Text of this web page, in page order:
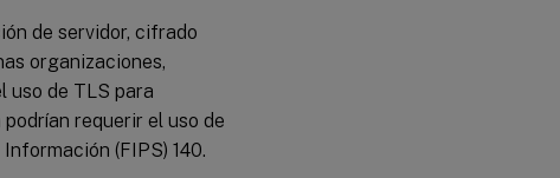
de servidor, cifrado
organizaciones,
uso de TLS para
requerir el uso de
(FIPS) 140.